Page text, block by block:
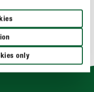
only